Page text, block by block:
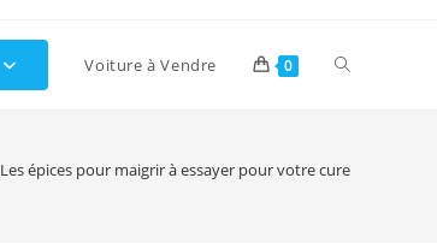
Voiture à Vendre 0 Toggle
Les épices pour maigrir à essayer pour votre cure